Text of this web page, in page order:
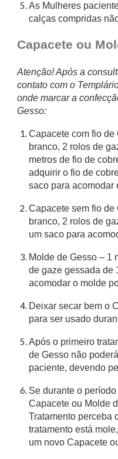
As Mulheres
calças compridas
Capacete ou
Atenção! Após a
contato com o
onde marcar a
Gesso:
Capacete com fio de
branco, 2 rolos de
metros de fio de
adquirir o fio de
saco para acomodar
Capacete sem fio de
branco, 2 rolos de
um saco para
Molde de Gesso – 1
de gaze gessada de
acomodar o molde
Deixar secar bem o
para ser usado
Após o primeiro
de Gesso não
paciente, devendo
Se durante o
Capacete ou Molde
Tratamento perceba
tratamento está
um novo Capacete